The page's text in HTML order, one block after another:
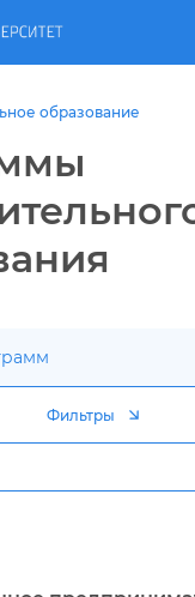
образование
Фильтры